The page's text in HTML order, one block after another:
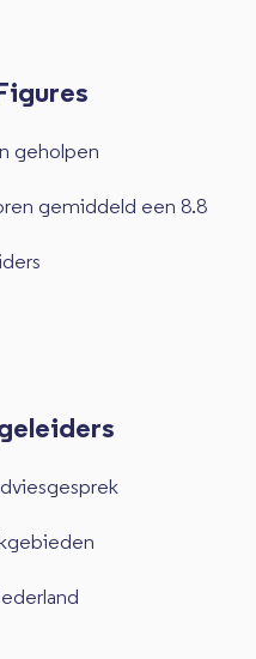
geholpen
gemiddeld een 8.8